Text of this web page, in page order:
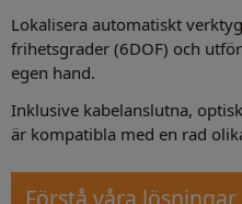
Lokalisera automatiskt
frihetsgrader (6DOF) och
egen hand.
Inklusive kabelanslutna,
är kompatibla med en rad